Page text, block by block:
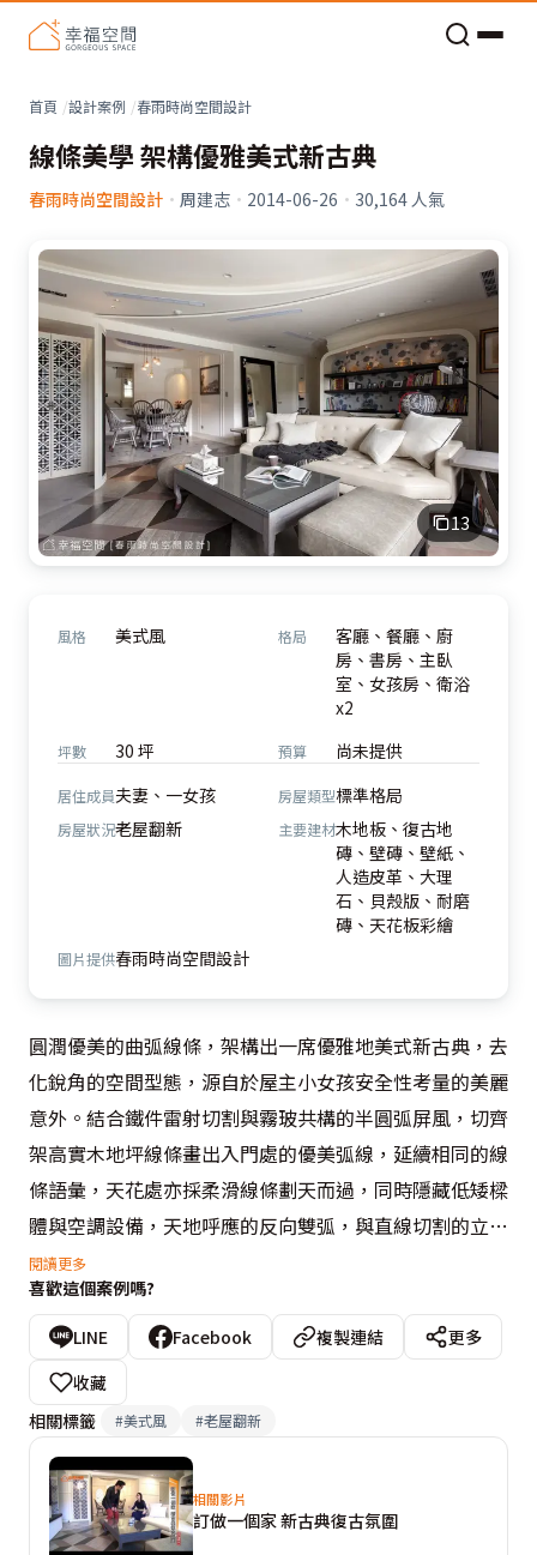
首頁 設計案例 春雨時尚空間設計
線條美學 架構優雅美式新古典
春雨時尚空間設計 · 周建志 · 2014-06-26 · 30,164人氣
13
風格 美式風 格局
客廳、餐廳、廚
房、書房、主臥
室、女孩房、衛浴
x2
坪數 30 坪 預算 尚未提供
居住成員夫妻、一女孩 房屋類型標準格局
房屋狀況老屋翻新 主要建材木地板、復古地
磚、壁磚、壁紙、
人造皮革、大理
石、貝殼版、耐磨
磚、天花板彩繪
圖片提供春雨時尚空間設計
圓潤優美的曲弧線條，架構出一席優雅地美式新古典，去
化銳角的空間型態，源自於屋主小女孩安全性考量的美麗
意外。結合鐵件雷射切割與霧玻共構的半圓弧屏風，切齊
架高實木地坪線條畫出入門處的優美弧線，延續相同的線
條語彙，天花處亦採柔滑線條劃天而過，同時隱藏低矮樑
體與空調設備，天地呼應的反向雙弧，與直線切割的立
面、實木拼貼的幾何地坪，從線條美學共築輕美式新古
典。
越過無高低差地坪，來到復古磚覆面的餐廚區，設計師在
牆角畸零處規劃一方具有收納機能的美麗端景，與沿牆遊
走的立體線條及上方留白的櫃體設計，在在表現美式新古
典的風格精髓，對應圓形餐桌向上挑高的天花內，貝殼板
飾底與設計感水晶燈折射出溫潤晶燦的光芒，鋪陳公共空
間的微奢時尚。
閱讀更多
喜歡這個案例嗎?
LINE Facebook 複製連結
更多
收藏
相關標籤
#美式風 #老屋翻新
相關影片
訂做一個家 新古典復古氛圍